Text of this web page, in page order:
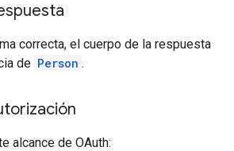
correcta, el cuerpo de la respuesta
de Person .
alcance de OAuth: